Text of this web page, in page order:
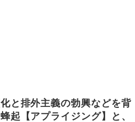
と排外主義の勃興などを背
起【アプライジング】と、